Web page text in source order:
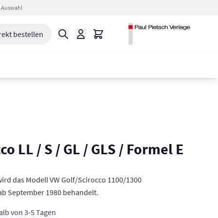
Auswahl
bestellen Suche Warenkorb
LL / S / GL / GLS / Formel E
das Modell VW Golf/Scirocco 1100/1300
September 1980 behandelt.
von 3-5 Tagen